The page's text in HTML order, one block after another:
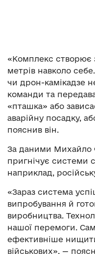
«Комплекс створює
метрів навколо
чи дрон-камікадзе
команди та
«пташка» або
аварійну посадку,
пояснив він.
За даними Михайло
пригнічує системи
наприклад,
«Зараз система
випробування й
виробництва.
нашої перемоги.
ефективніше
військових», —